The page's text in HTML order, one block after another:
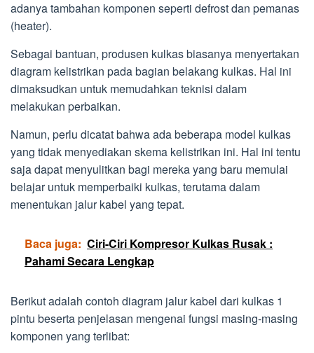
adanya tambahan komponen seperti defrost dan pemanas
(heater).
Sebagai bantuan, produsen kulkas biasanya menyertakan
diagram kelistrikan pada bagian belakang kulkas. Hal ini
dimaksudkan untuk memudahkan teknisi dalam
melakukan perbaikan.
Namun, perlu dicatat bahwa ada beberapa model kulkas
yang tidak menyediakan skema kelistrikan ini. Hal ini tentu
saja dapat menyulitkan bagi mereka yang baru memulai
belajar untuk memperbaiki kulkas, terutama dalam
menentukan jalur kabel yang tepat.
Baca juga: Ciri-Ciri Kompresor Kulkas Rusak :
Pahami Secara Lengkap
Berikut adalah contoh diagram jalur kabel dari kulkas 1
pintu beserta penjelasan mengenai fungsi masing-masing
komponen yang terlibat: